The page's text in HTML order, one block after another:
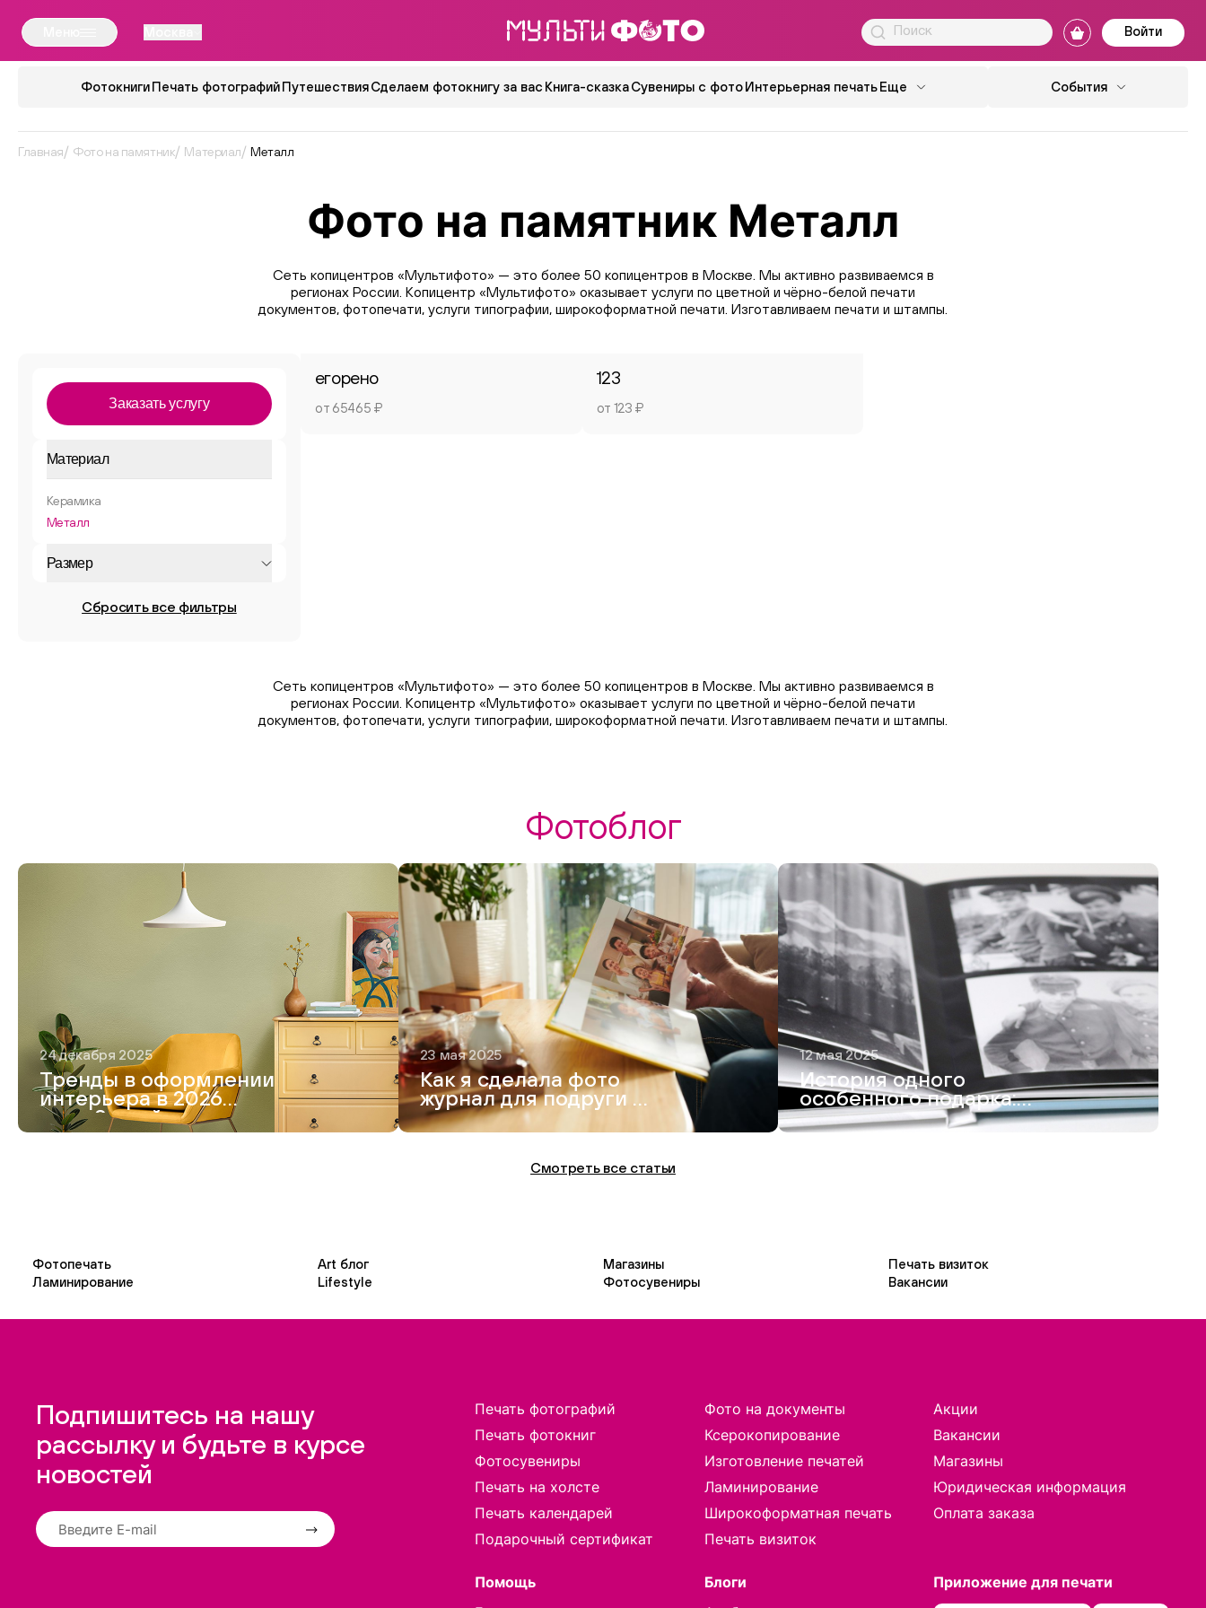
Войти
Фотокниги Печать фотографий Путешествия Сделаем фотокнигу за вас Книга-сказка Сувениры с фото Интерьерная печать Еще События
Главная Фото на памятник Материал Металл
Фото на памятник Металл
Сеть копицентров «Мультифото» — это более 50 копицентров в Москве. Мы активно развиваемся в
регионах России. Копицентр «Мультифото» оказывает услуги по цветной и чёрно-белой печати
документов, фотопечати, услуги типографии, широкоформатной печати. Изготавливаем печати и штампы.
Заказать услугу
Материал
Керамика
Металл
Размер
Сбросить все фильтры
егорено
от 65465 ₽
123
от 123 ₽
Сеть копицентров «Мультифото» — это более 50 копицентров в Москве. Мы активно развиваемся в
регионах России. Копицентр «Мультифото» оказывает услуги по цветной и чёрно-белой печати
документов, фотопечати, услуги типографии, широкоформатной печати. Изготавливаем печати и штампы.
Фотоблог
24 декабря 2025
Тренды в оформлении
интерьера в 2026
году. 8 идей модного
дизайна
23 мая 2025
Как я сделала фото
журнал для подруги —
и это вышло круче,
чем Vogue
12 мая 2025
История одного
особенного подарка:
как я создавала
фотокнигу для
Смотреть все статьи
Фотопечать Art блог Магазины
Печать визиток
Ламинирование
Lifestyle Фотосувениры Вакансии
Подпишитесь на нашу
рассылку и будьте в курсе
новостей
Печать фотографий
Печать фотокниг
Фотосувениры
Печать на холсте
Печать календарей
Подарочный сертификат
Фото на документы
Ксерокопирование
Изготовление печатей
Ламинирование
Широкоформатная печать
Печать визиток
Акции
Вакансии
Магазины
Юридическая информация
Оплата заказа
Помощь
Блоги
Приложение для печати